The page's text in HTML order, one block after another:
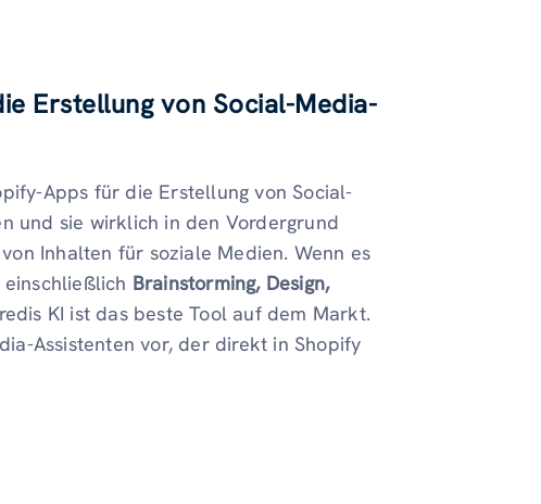
Erstellung von Social-Media-
Apps für die Erstellung von Social-
und sie wirklich in den Vordergrund
Inhalten für soziale Medien. Wenn es
Brainstorming, Design,
KI ist das beste Tool auf dem Markt.
Assistenten vor, der direkt in Shopify